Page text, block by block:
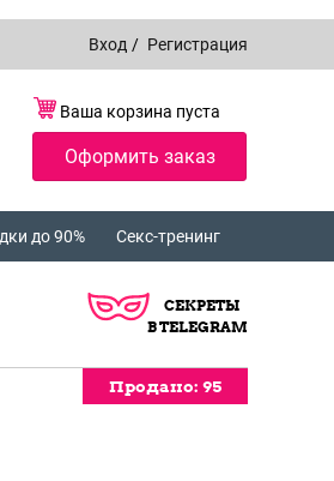
Вход / Регистрация
Ваша корзина пуста
Оформить заказ
до 90% Секс-тренинг
СЕКРЕТЫ
В TELEGRAM
Продано: 95
Продано: 95
Продано: 95
Продано: 95
Продано: 95
Продано: 95
Продано: 95
Продано: 95